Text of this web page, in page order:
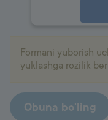
Formani yuborish
yuklashga rozilik
Obuna bo'ling